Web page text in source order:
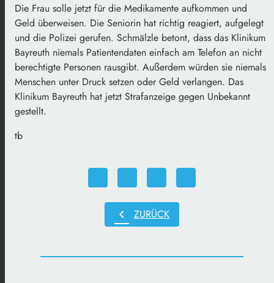
Die Frau solle jetzt für die Medikamente aufkommen und
Geld überweisen. Die Seniorin hat richtig reagiert, aufgelegt
und die Polizei gerufen. Schmälzle betont, dass das Klinikum
Bayreuth niemals Patientendaten einfach am Telefon an nicht
berechtigte Personen rausgibt. Außerdem würden sie niemals
Menschen unter Druck setzen oder Geld verlangen. Das
Klinikum Bayreuth hat jetzt Strafanzeige gegen Unbekannt
gestellt.
tb
chevron_left ZURÜCK